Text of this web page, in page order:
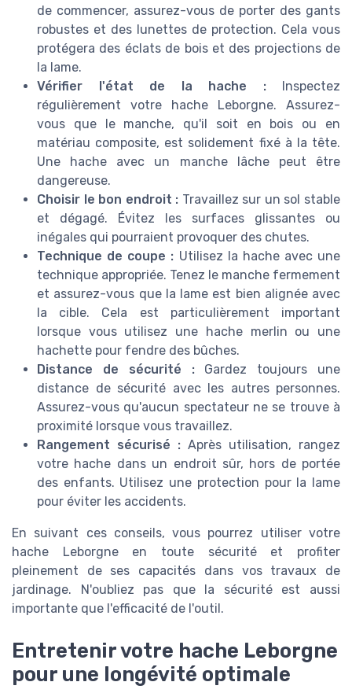
de commencer, assurez-vous de porter des gants
robustes et des lunettes de protection. Cela vous
protégera des éclats de bois et des projections de
la lame.
Vérifier l'état de la hache :Inspectez
régulièrement votre hache Leborgne. Assurez-
vous que le manche, qu'il soit en bois ou en
matériau composite, est solidement fixé à la tête.
Une hache avec un manche lâche peut être
dangereuse.
Choisir le bon endroit : Travaillez sur un sol stable
et dégagé. Évitez les surfaces glissantes ou
inégales qui pourraient provoquer des chutes.
Technique de coupe : Utilisez la hache avec une
technique appropriée. Tenez le manche fermement
et assurez-vous que la lame est bien alignée avec
la cible. Cela est particulièrement important
lorsque vous utilisez une hache merlin ou une
hachette pour fendre des bûches.
Distance de sécurité :Gardez toujours une
distance de sécurité avec les autres personnes.
Assurez-vous qu'aucun spectateur ne se trouve à
proximité lorsque vous travaillez.
Rangement sécurisé : Après utilisation, rangez
votre hache dans un endroit sûr, hors de portée
des enfants. Utilisez une protection pour la lame
pour éviter les accidents.
En suivant ces conseils, vous pourrez utiliser votre
hache Leborgne en toute sécurité et profiter
pleinement de ses capacités dans vos travaux de
jardinage. N'oubliez pas que la sécurité est aussi
importante que l'efficacité de l'outil.
Entretenir votre hache Leborgne
pour une longévité optimale